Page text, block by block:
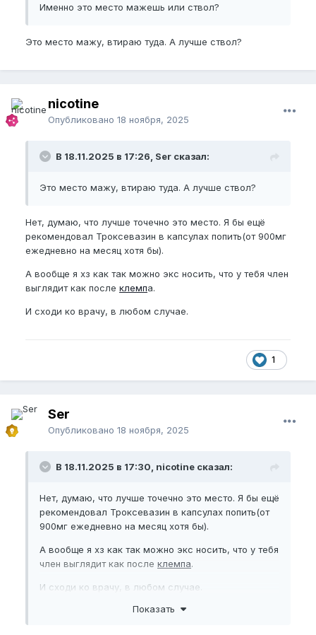
понятная тоже, на фотках видно
Именно это место мажешь или ствол?
Это место мажу, втираю туда. А лучше ствол?
nicotine
Опубликовано 18 ноября, 2025
В 18.11.2025 в 17:26, Ser сказал:
Это место мажу, втираю туда. А лучше ствол?
Нет, думаю, что лучше точечно это место. Я бы ещё
рекомендовал Троксевазин в капсулах попить(от 900мг
ежедневно на месяц хотя бы).
А вообще я хз как так можно экс носить, что у тебя член
выглядит как после клемпа.
И сходи ко врачу, в любом случае.
1
Ser
Опубликовано 18 ноября, 2025
В 18.11.2025 в 17:30, nicotine сказал:
Нет, думаю, что лучше точечно это место. Я бы ещё
рекомендовал Троксевазин в капсулах попить(от
900мг ежедневно на месяц хотя бы).
А вообще я хз как так можно экс носить, что у тебя
член выглядит как после клемпа.
И сходи ко врачу, в любом случае.
Показать